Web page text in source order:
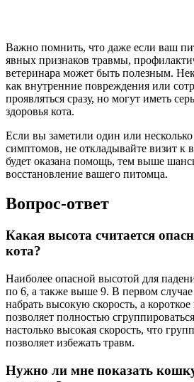
Важно помнить, что даже если ваш
явных признаков травмы,
ветеринара может быть полезным.
как внутренние повреждения или
проявляться сразу, но могут иметь
здоровья кота.
Если вы заметили один или
симптомов, не откладывайте визит к
будет оказана помощь, тем выше
восстановление вашего питомца.
Вопрос-ответ
Какая высота считается
кота?
Наиболее опасной высотой для
по 6, а также выше 9. В первом
набрать высокую скорость, а
позволяет полностью
настолько высокая скорость, что
позволяет избежать травм.
Нужно ли мне показать